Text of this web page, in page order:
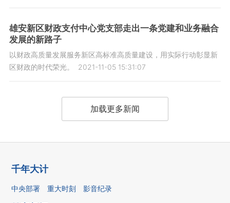
雄安新区财政支付中心党支部走出一条党建和业务融合
发展的新路子
以财政高质量发展服务新区高标准高质量建设，用实际行动彰显新
区财政的时代荣光。
2021-11-05 15:31:07
加载更多新闻
千年大计
中央部署 重大时刻 影音纪录